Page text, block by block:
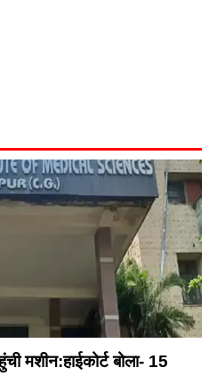
मशीन:हाईकोर्ट बोला- 15